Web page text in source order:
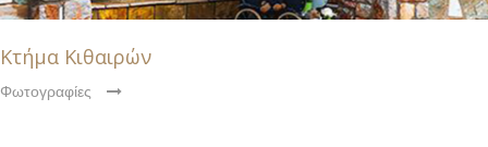
Κτήμα Κιθαιρών
Φωτογραφίες